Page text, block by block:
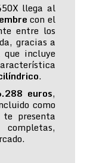
llega al
con el
entre los
gracias a
incluye
.
euros,
como
te presenta